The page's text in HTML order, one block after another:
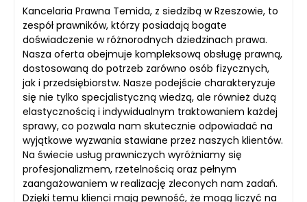
Kancelaria Prawna Temida, z siedzibą w Rzeszowie, to
zespół prawników, którzy posiadają bogate
doświadczenie w różnorodnych dziedzinach prawa.
Nasza oferta obejmuje kompleksową obsługę prawną,
dostosowaną do potrzeb zarówno osób fizycznych,
jak i przedsiębiorstw. Nasze podejście charakteryzuje
się nie tylko specjalistyczną wiedzą, ale również dużą
elastycznością i indywidualnym traktowaniem każdej
sprawy, co pozwala nam skutecznie odpowiadać na
wyjątkowe wyzwania stawiane przez naszych klientów.
Na świecie usług prawniczych wyróżniamy się
profesjonalizmem, rzetelnością oraz pełnym
zaangażowaniem w realizację zleconych nam zadań.
Dzięki temu klienci mają pewność, że mogą liczyć na